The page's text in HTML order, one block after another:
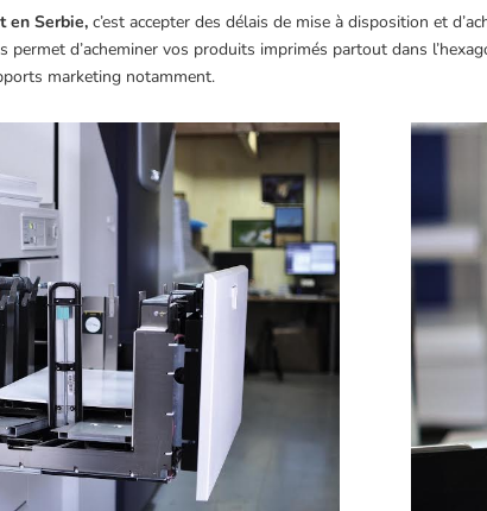
en Serbie, c’est accepter des délais de mise à disposition et
permet d’acheminer vos produits imprimés partout dans
marketing notamment.